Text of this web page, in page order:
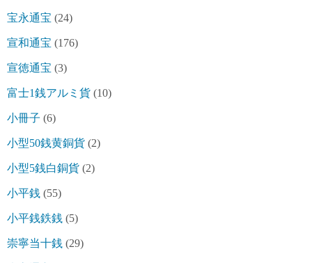
宝永通宝 (24)
宣和通宝 (176)
宣徳通宝 (3)
富士1銭アルミ貨 (10)
小冊子 (6)
小型50銭黄銅貨 (2)
小型5銭白銅貨 (2)
小平銭 (55)
小平銭鉄銭 (5)
崇寧当十銭 (29)